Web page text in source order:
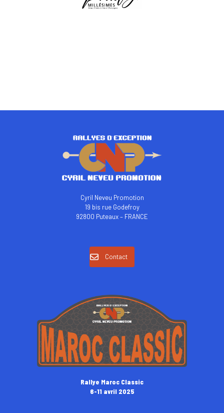
Cyril Neveu Promotion
19 bis rue Godefroy
92800 Puteaux – FRANCE
Contact
Rallye Maroc Classic
6-11 avril 2025